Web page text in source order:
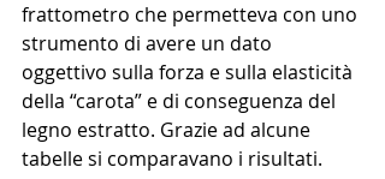
frattometro che permetteva con uno
strumento di avere un dato
oggettivo sulla forza e sulla elasticità
della “carota” e di conseguenza del
legno estratto. Grazie ad alcune
tabelle si comparavano i risultati.